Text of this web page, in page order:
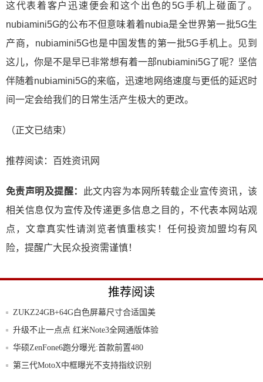
这代表着客户迅速便会和这个出色的5G手机上碰面了。
nubiamini5G的公布不但意味着着nubia是全世界第一批5G生
产商，nubiamini5G也是中国发售的第一批5G手机上。见到
这儿，你是不是早已非常想有着一部nubiamini5G了呢？坚信
伴随着nubiamini5G的来临，迅速地网络速度与更低的延迟时
间一定会给我们的日常生活产生极大的更改。
（正文已结束）
推荐阅读： 百姓资讯网
免责声明及提醒：
此文内容为本网所转载企业宣传资讯，该
相关信息仅为宣传及传递更多信息之目的，不代表本网站观
点，文章真实性请浏览者慎重核实！任何投资加盟均有风
险，提醒广大民众投资需谨慎！
推荐阅读
ZUKZ24GB+64G白色屏幕尺寸合适国美
升级不止一点点 红米Note3全网通版体验
华硕ZenFone6跑分曝光:首款前置480
第三代MotoX中框曝光不支持指纹识别